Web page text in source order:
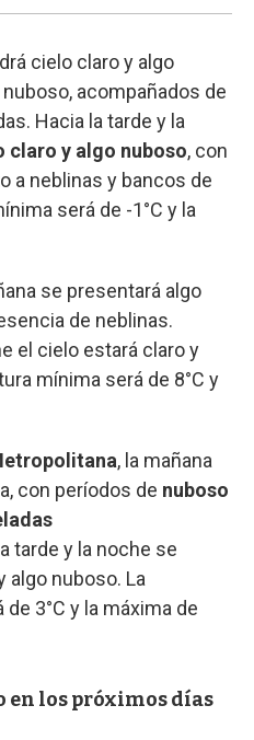
cielo claro y algo
acompañados de
Hacia la tarde y la
claro y algo nuboso, con
a neblinas y bancos de
será de -1°C y la
se presentará algo
de neblinas.
el cielo estará claro y
mínima será de 8°C y
, la mañana
con períodos de nuboso
tarde y la noche se
algo nuboso. La
3°C y la máxima de
en los próximos días